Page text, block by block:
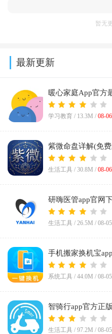
暂无
最新更新
暖心家庭App官方
学习教育 / 13.3M / 08-06
紫微命盘详解(免
v1.1
生活工具 / 30.8M / 08-06
研嗨医管app官网
生活工具 / 26.5M / 08-05
手机搬家换机宝
系统工具 / 44.0M / 08-05
智骑行app官方正
生活工具 / 97.2M / 08-05